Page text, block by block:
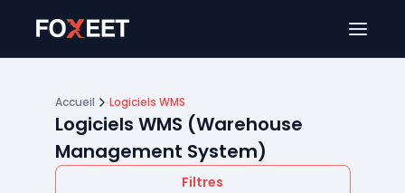
Accueil Logiciels WMS
Logiciels WMS (Warehouse
Management System)
Filtres